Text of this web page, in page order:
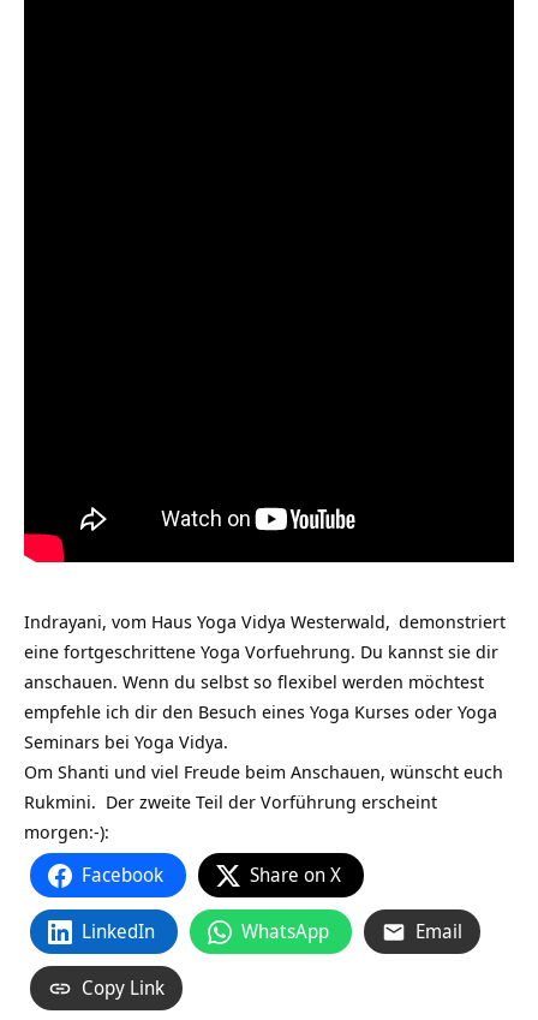
Indrayani, vom Haus Yoga Vidya Westerwald, demonstriert
eine fortgeschrittene Yoga Vorfuehrung. Du kannst sie dir
anschauen. Wenn du selbst so flexibel werden möchtest
empfehle ich dir den Besuch eines Yoga Kurses oder Yoga
Seminars bei Yoga Vidya.
Om Shanti und viel Freude beim Anschauen, wünscht euch
Rukmini. Der zweite Teil der Vorführung erscheint
morgen:-):
Facebook Share on X
LinkedIn WhatsApp Email
Copy Link